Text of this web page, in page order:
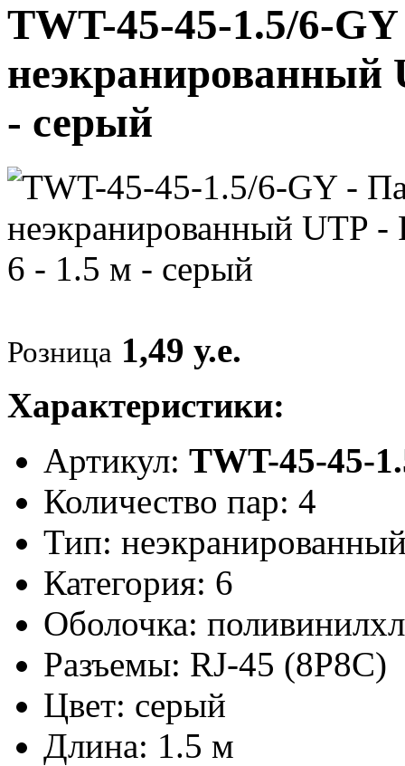
TWT-45-45-1.5/6-
неэкранированный
- серый
Розница 1,49 у.е.
Характеристики:
Артикул: TWT-45-45-
Количество пар: 4
Тип:
Категория: 6
Оболочка:
Разъемы: RJ-45 (8P8C)
Цвет: серый
Длина: 1.5 м